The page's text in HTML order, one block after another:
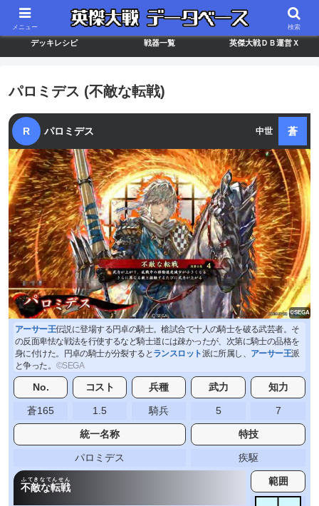
最新バージョン情報 武将ランキング カードリスト
デッキレシピ 戦器一覧 英傑大戦ＤＢ運営Ｘ
パロミデス (不敵な転戦)
R パロミデス 中世 蒼
アーサー王伝説に登場する円卓の騎士。槍試合で十人の騎士を破る武芸者。そ
の反面卑怯な戦法を行使するなど騎士道には疎かったが、次第に騎士の品格を
身に付けた。円卓の騎士が分裂すると ランスロット派に所属し、 アーサー王派
と争った。
No. コスト 兵種 武力 知力
蒼165 1.5 騎兵 5 7
統一名称 特技
パロミデス 疾駆
不敵な転戦
ふてきなてんせん 範囲
メニュー 検索